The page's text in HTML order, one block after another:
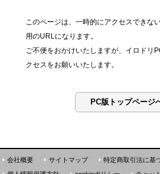
このページは、一時的にアクセスできな
用のURLになります。
ご不便をおかけいたしますが、イロドリ
クセスをお願いいたします。
PC版トップペー
会社概要 サイトマップ 特定商取引法に基